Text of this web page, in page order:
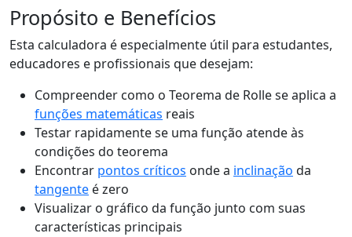
Propósito e Benefícios
Esta calculadora é especialmente útil para estudantes,
educadores e profissionais que desejam:
Compreender como o Teorema de Rolle se aplica a
funções matemáticas reais
Testar rapidamente se uma função atende às
condições do teorema
Encontrar pontos críticos onde a inclinação da
tangente é zero
Visualizar o gráfico da função junto com suas
características principais